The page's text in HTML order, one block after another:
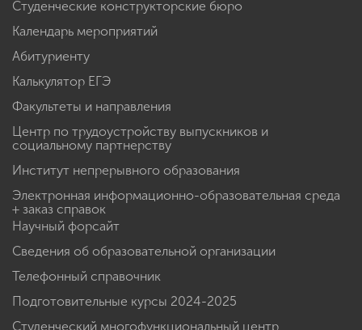
Студенческие конструкторские бюро
Календарь мероприятий
Абитуриенту
Калькулятор ЕГЭ
Факультеты и направления
Центр по трудоустройству выпускников и
социальному партнерству
Институт непрерывного образования
Электронная информационно-образовательная среда
+ заказ справок
Научный форсайт
Сведения об образовательной организации
Телефонный справочник
Подготовительные курсы 2024-2025
Студенческий многофункциональный центр